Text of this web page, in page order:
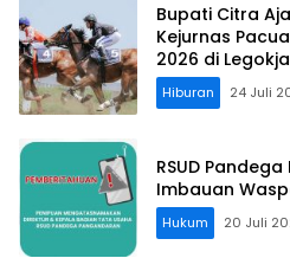
Bupati Citra
Kejurnas
2026 di
Hiburan 24 Juli
RSUD
Imbauan
Hukum 20 Juli